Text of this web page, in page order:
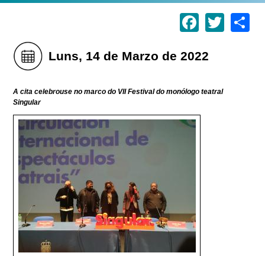
Luns, 14 de Marzo de 2022
A cita celebrouse no marco do VII Festival do monólogo teatral
Singular